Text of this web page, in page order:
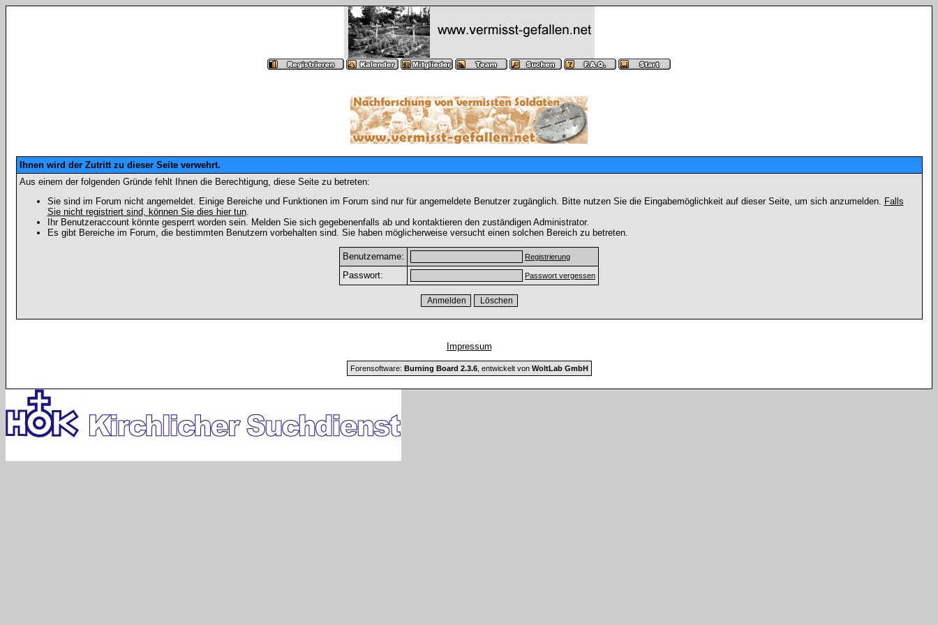
Ihnen wird der Zutritt zu dieser Seite verwehrt.
Aus einem der folgenden Gründe fehlt Ihnen die Berechtigung, diese Seite zu betreten:
Sie sind im Forum nicht angemeldet. Einige Bereiche und Funktionen im Forum sind nur für angemeldete Benutzer zugänglich. Bitte nutzen Sie die Eingabemöglichkeit auf dieser Seite, um sich anzumelden. Falls
Sie nicht registriert sind, können Sie dies hier tun.
Ihr Benutzeraccount könnte gesperrt worden sein. Melden Sie sich gegebenenfalls ab und kontaktieren den zuständigen Administrator.
Es gibt Bereiche im Forum, die bestimmten Benutzern vorbehalten sind. Sie haben möglicherweise versucht einen solchen Bereich zu betreten.
Benutzername: Registrierung
Passwort: Passwort vergessen
Impressum
Forensoftware: Burning Board 2.3.6, entwickelt von WoltLab GmbH